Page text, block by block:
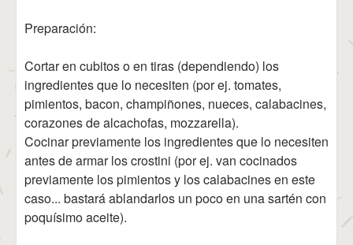
Preparación:
Cortar en cubitos o en tiras (dependiendo) los
ingredientes que lo necesiten (por ej. tomates,
pimientos, bacon, champiñones, nueces, calabacines,
corazones de alcachofas, mozzarella).
Cocinar previamente los ingredientes que lo necesiten
antes de armar los crostini (por ej. van cocinados
previamente los pimientos y los calabacines en este
caso... bastará ablandarlos un poco en una sartén con
poquísimo aceite).